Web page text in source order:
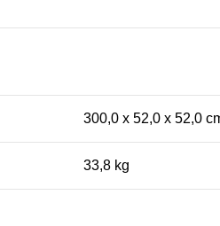
300,0 x 52,0 x 52,0
33,8 kg